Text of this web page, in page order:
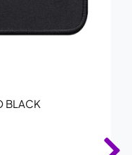
BLACK